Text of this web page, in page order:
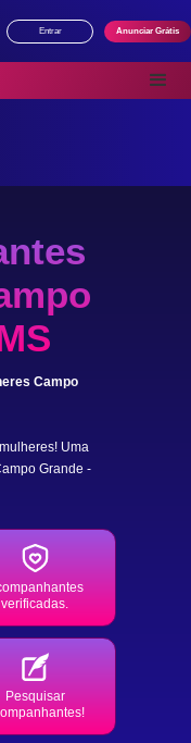
Entrar Anunciar Grátis
Campo
Uma
Grande -
verificadas.
Pesquisar